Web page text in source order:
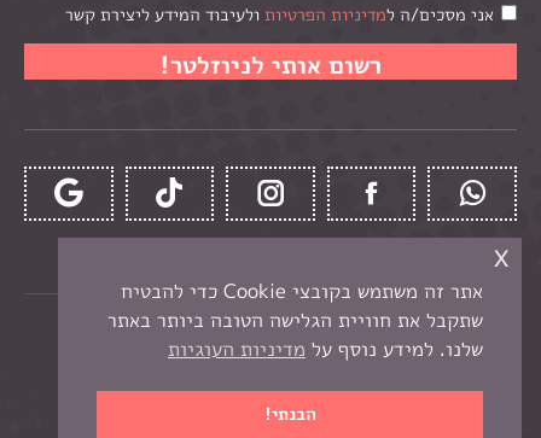
אני מסכים/ה למדיניות הפרטיות ולעיבוד המידע ליצירת קשר
כל הזכויות שמורות לקרן -חנות יצירה בנתניה
תפריט תחתון
בניית אתר מכירות
אתר זה משתמש בקובצי Cookie כדי להבטיח
שתקבל את חוויית הגלישה הטובה ביותר באתר
שלנו. למידע נוסף על מדיניות העוגיות
הבנתי!
x